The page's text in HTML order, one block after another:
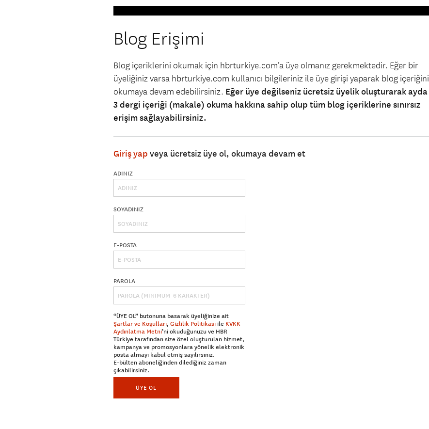
Blog Erişimi
Blog içeriklerini okumak için hbrturkiye.com’a üye olmanız gerekmektedir. Eğer bir
üyeliğiniz varsa hbrturkiye.com kullanıcı bilgileriniz ile üye girişi yaparak blog içeriğini
okumaya devam edebilirsiniz. Eğer üye değilseniz ücretsiz üyelik oluşturarak ayda
3 dergi içeriği (makale) okuma hakkına sahip olup tüm blog içeriklerine sınırsız
erişim sağlayabilirsiniz.
Giriş yap veya ücretsiz üye ol, okumaya devam et
ADINIZ
SOYADINIZ
E-POSTA
PAROLA
“ÜYE OL” butonuna basarak üyeliğinize ait
Şartlar ve Koşulları, Gizlilik Politikası ile KVKK
Aydınlatma Metni’ni okuduğunuzu ve HBR
Türkiye tarafından size özel oluşturulan hizmet,
kampanya ve promosyonlara yönelik elektronik
posta almayı kabul etmiş sayılırsınız.
E-bülten aboneliğinden dilediğiniz zaman
çıkabilirsiniz.
ÜYE OL